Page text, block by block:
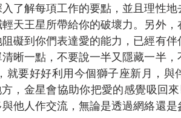
了解每項工作的要點，並且理性
天王星所帶給你的破壞力。另外
礙到你們表達愛的能力，已經有伴
晰一點，不要說一半又隱藏一半
要好好利用今個獅子座新月，與
，金星會協助你把愛的感覺吸回
他人作交流，無論是透過網絡還